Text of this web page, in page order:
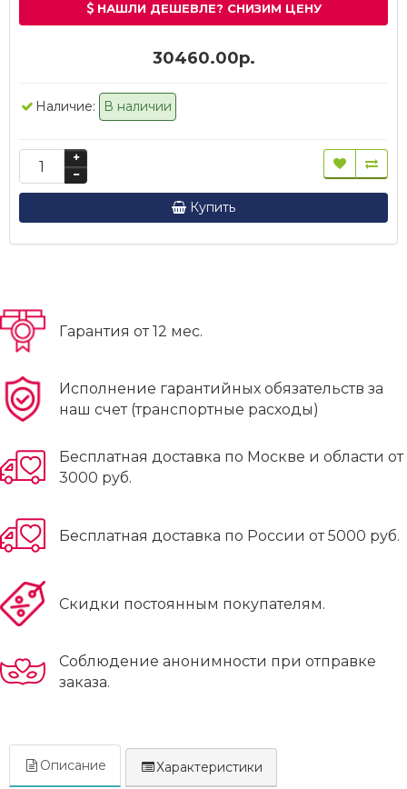
НАШЛИ ДЕШЕВЛЕ? СНИЗИМ ЦЕНУ
30460.00р.
Наличие: В наличии
Купить
Гарантия от 12 мес.
Исполнение гарантийных обязательств за
наш счет (транспортные расходы)
Бесплатная доставка по Москве и области от
3000 руб.
Бесплатная доставка по России от 5000 руб.
Скидки постоянным покупателям.
Соблюдение анонимности при отправке
заказа.
Описание Характеристики